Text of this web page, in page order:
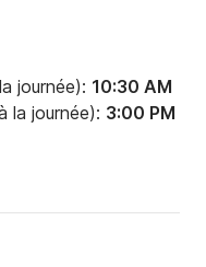
journée): 10:30 AM
la journée): 3:00 PM